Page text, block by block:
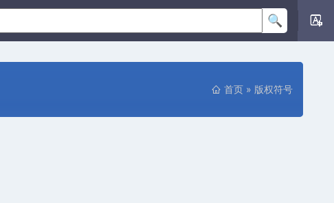
首页 » 版权符号